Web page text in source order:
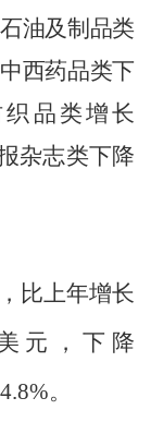
石油及制品类
中西药品类下
织品类增长
杂志类下降
比上年增长
元，下降
%。